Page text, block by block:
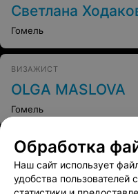
Светлана
Гомель
ВИЗАЖИСТ
OLGA MASLOVA
Гомель
Обработка
Наш сайт использует
удобства пользователей